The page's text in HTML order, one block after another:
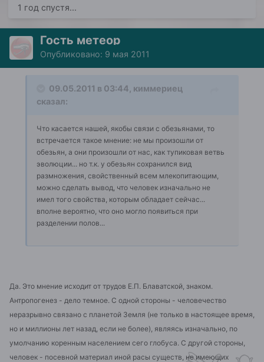
1 год спустя...
Гость метеор
Опубликовано: 9 мая 2011
09.05.2011 в 03:44, киммериец
сказал:
Что касается нашей, якобы связи с обезьянами, то
встречается такое мнение: не мы произошли от
обезьян, а они произошли от нас, как тупиковая ветвь
эволюции... но т.к. у обезьян сохранился вид
размножения, свойственный всем млекопитающим,
можно сделать вывод, что человек изначально не
имел того свойства, которым обладает сейчас...
вполне вероятно, что оно могло появиться при
разделении полов...
Да. Это мнение исходит от трудов Е.П. Блаватской, знаком.
Антропогенез - дело темное. С одной стороны - человечество
неразрывно связано с планетой Земля (не только в настоящее время,
но и миллионы лет назад, если не более), являясь изначально, по
умолчанию коренным населением сего глобуса. С другой стороны,
человек - посевной материал иной расы существ, не имеющих